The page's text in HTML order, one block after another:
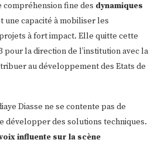
compréhension fine des dynamiques
une capacité à mobiliser les
à fort impact. Elle quitte cette
pour la direction de l’institution avec la
au développement des Etats de
Diasse ne se contente pas de
développer des solutions techniques.
influente sur la scène